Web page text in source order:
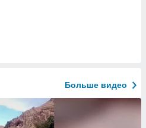
Больше видео